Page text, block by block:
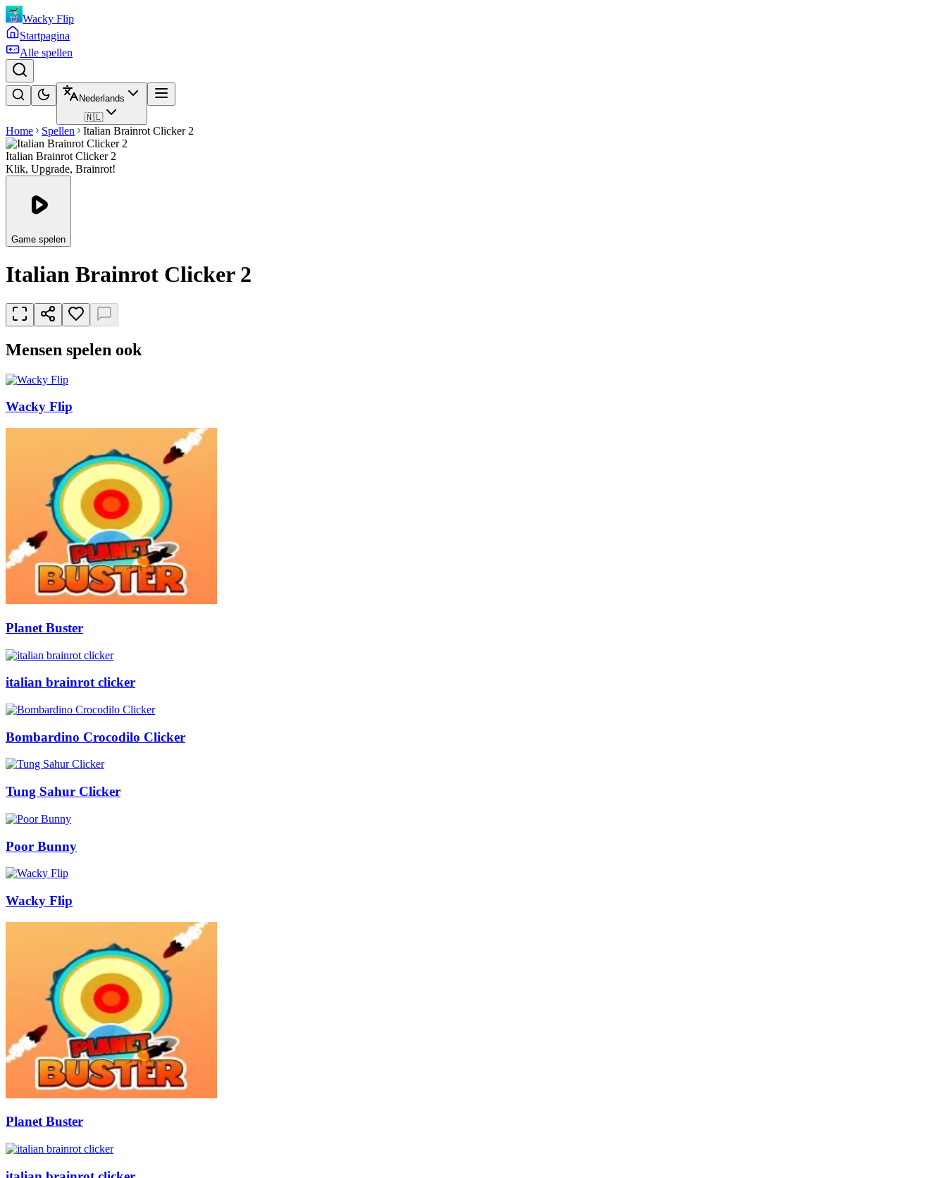
Wacky Flip
Startpagina
Alle spellen
Nederlands
🇳🇱
Home Spellen Italian Brainrot Clicker 2
Italian Brainrot Clicker 2
Klik, Upgrade, Brainrot!
Game spelen
Italian Brainrot Clicker 2
Mensen spelen ook
Wacky Flip
Planet Buster
italian brainrot clicker
Bombardino Crocodilo Clicker
Tung Sahur Clicker
Poor Bunny
Wacky Flip
Planet Buster